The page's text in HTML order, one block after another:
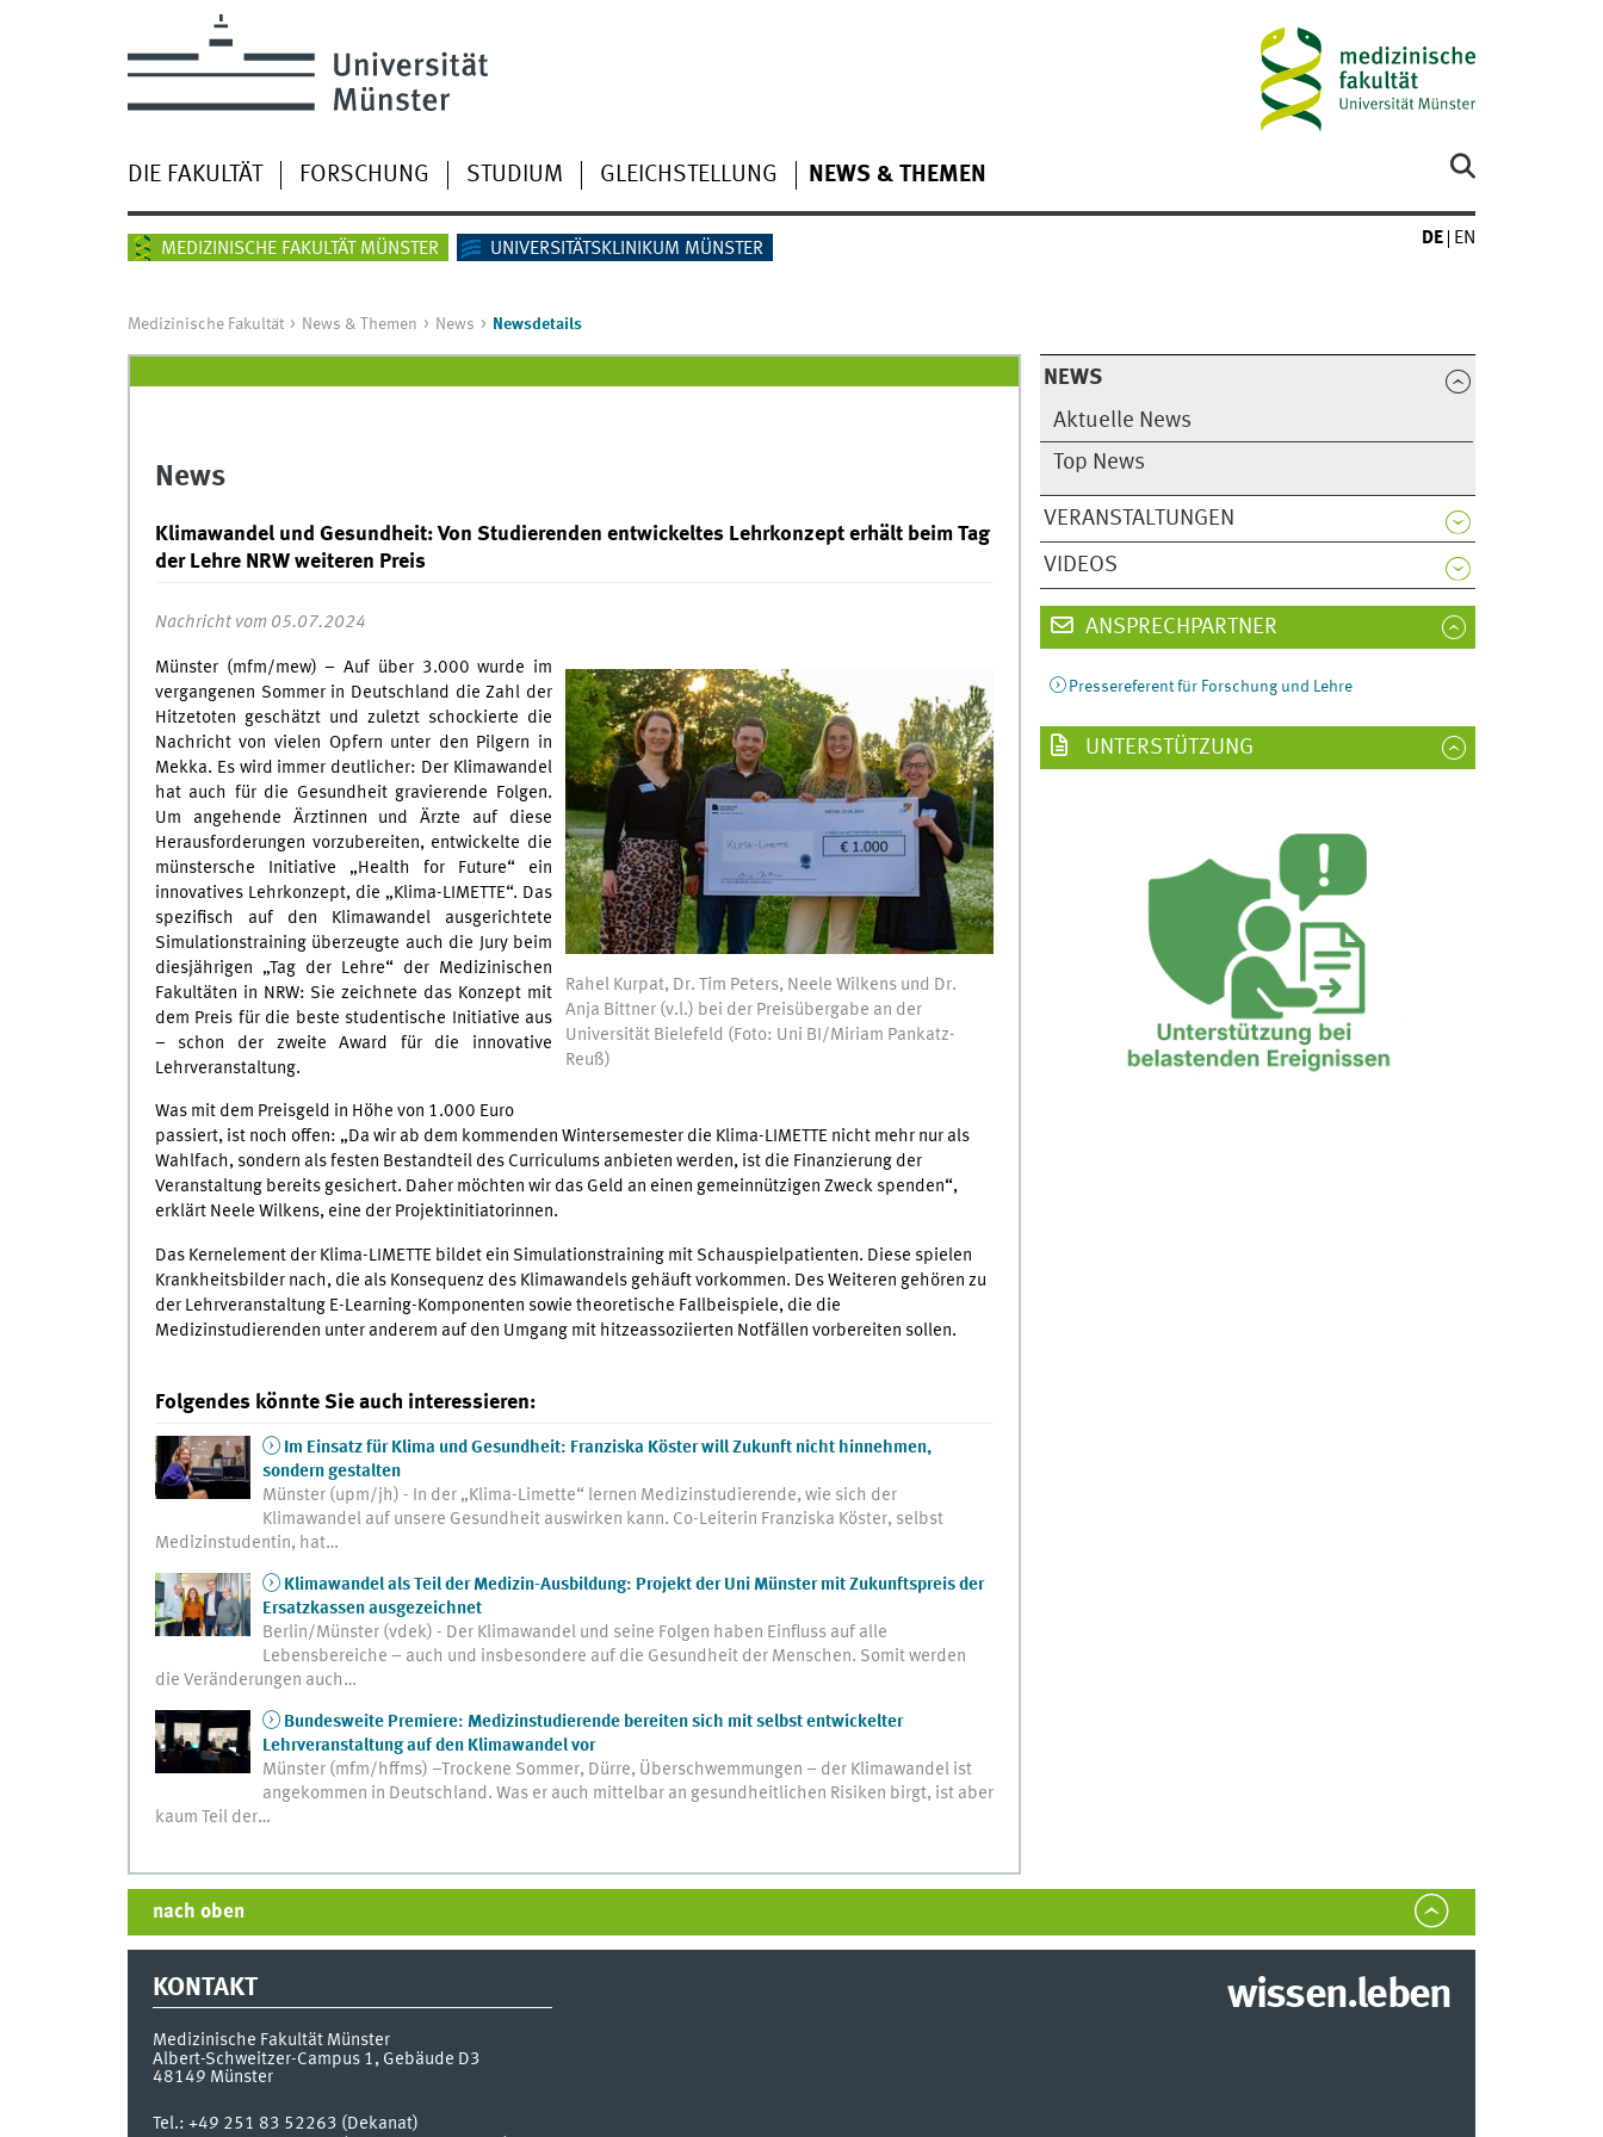
DIE FAKULTÄT FORSCHUNG STUDIUM GLEICHSTELLUNG NEWS & THEMEN
MEDIZINISCHE FAKULTÄT MÜNSTER UNIVERSITÄTSKLINIKUM MÜNSTER
DE EN
Medizinische Fakultät News & Themen News Newsdetails
NEWS
Aktuelle News
Top News
VERANSTALTUNGEN
VIDEOS
News
Klimawandel und Gesundheit: Von Studierenden entwickeltes Lehrkonzept erhält beim Tag
der Lehre NRW weiteren Preis
Nachricht vom 05.07.2024
Rahel Kurpat, Dr. Tim Peters, Neele Wilkens und Dr.
Anja Bittner (v.l.) bei der Preisübergabe an der
Universität Bielefeld (Foto: Uni BI/Miriam Pankatz-
Reuß)
Münster (mfm/mew) – Auf über 3.000 wurde im
vergangenen Sommer in Deutschland die Zahl der
Hitzetoten geschätzt und zuletzt schockierte die
Nachricht von vielen Opfern unter den Pilgern in
Mekka. Es wird immer deutlicher: Der Klimawandel
hat auch für die Gesundheit gravierende Folgen.
Um angehende Ärztinnen und Ärzte auf diese
Herausforderungen vorzubereiten, entwickelte die
münstersche Initiative „Health for Future“ ein
innovatives Lehrkonzept, die „Klima-LIMETTE“. Das
spezifisch auf den Klimawandel ausgerichtete
Simulationstraining überzeugte auch die Jury beim
diesjährigen „Tag der Lehre“ der Medizinischen
Fakultäten in NRW: Sie zeichnete das Konzept mit
dem Preis für die beste studentische Initiative aus
– schon der zweite Award für die innovative
Lehrveranstaltung.
Was mit dem Preisgeld in Höhe von 1.000 Euro
passiert, ist noch offen: „Da wir ab dem kommenden Wintersemester die Klima-LIMETTE nicht mehr nur als
Wahlfach, sondern als festen Bestandteil des Curriculums anbieten werden, ist die Finanzierung der
Veranstaltung bereits gesichert. Daher möchten wir das Geld an einen gemeinnützigen Zweck spenden“,
erklärt Neele Wilkens, eine der Projektinitiatorinnen.
Das Kernelement der Klima-LIMETTE bildet ein Simulationstraining mit Schauspielpatienten. Diese spielen
Krankheitsbilder nach, die als Konsequenz des Klimawandels gehäuft vorkommen. Des Weiteren gehören zu
der Lehrveranstaltung E-Learning-Komponenten sowie theoretische Fallbeispiele, die die
Medizinstudierenden unter anderem auf den Umgang mit hitzeassoziierten Notfällen vorbereiten sollen.
Folgendes könnte Sie auch interessieren:
Im Einsatz für Klima und Gesundheit: Franziska Köster will Zukunft nicht hinnehmen,
sondern gestalten
Münster (upm/jh) - In der „Klima-Limette“ lernen Medizinstudierende, wie sich der
Klimawandel auf unsere Gesundheit auswirken kann. Co-Leiterin Franziska Köster, selbst
Medizinstudentin, hat…
Klimawandel als Teil der Medizin-Ausbildung: Projekt der Uni Münster mit Zukunftspreis der
Ersatzkassen ausgezeichnet
Berlin/Münster (vdek) - Der Klimawandel und seine Folgen haben Einfluss auf alle
Lebensbereiche – auch und insbesondere auf die Gesundheit der Menschen. Somit werden
die Veränderungen auch…
Bundesweite Premiere: Medizinstudierende bereiten sich mit selbst entwickelter
Lehrveranstaltung auf den Klimawandel vor
Münster (mfm/hffms) –Trockene Sommer, Dürre, Überschwemmungen – der Klimawandel ist
angekommen in Deutschland. Was er auch mittelbar an gesundheitlichen Risiken birgt, ist aber
kaum Teil der…
ANSPRECHPARTNER
Pressereferent für Forschung und Lehre
UNTERSTÜTZUNG
nach oben
KONTAKT
Medizinische Fakultät Münster
Albert-Schweitzer-Campus 1, Gebäude D3
48149 Münster
Tel.: +49 251 83 52263 (Dekanat)
wissen.leben